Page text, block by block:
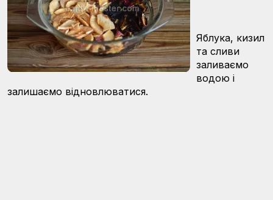
Яблука, кизил
та сливи
заливаємо
водою і
залишаємо відновлюватися.